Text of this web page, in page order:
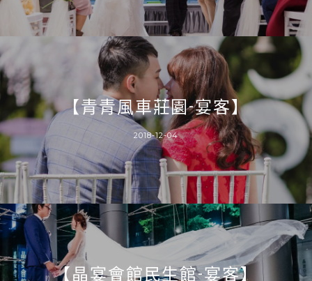
【青青風車莊園-宴客】
2018-12-04
【晶宴會館民生館-宴客】